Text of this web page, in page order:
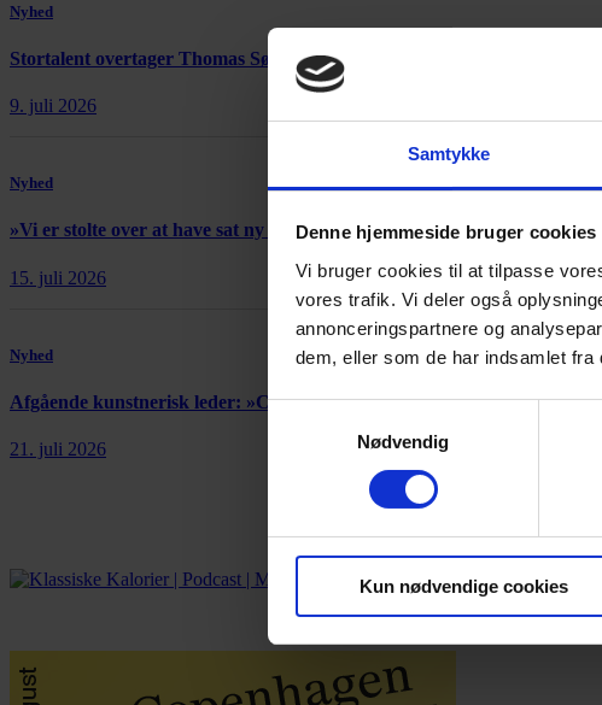
Samtykke
Denne hjemmeside bruger cookies
Vi bruger cookies til at tilpasse
vores trafik. Vi deler også
annonceringspartnere og
dem, eller som de har indsamlet fra
Samtykkevalg
Nødvendig
Kun nødvendige cookies
Nyhed
Stortalent overtager Thomas Søndergårds orkester i Skotland
9. juli 2026
Nyhed
»Vi er stolte over at have sat ny verdensrekord«
15. juli 2026
Nyhed
Afgående kunstnerisk leder: »Copenhagen Opera Festival er et åbent
21. juli 2026